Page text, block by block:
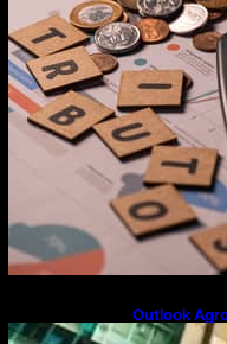
Outlook
pautam